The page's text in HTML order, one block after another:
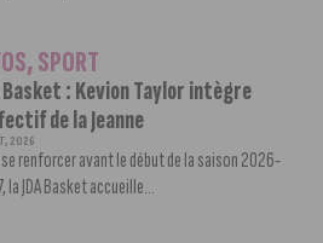
,SPORT
Basket : Kevion Taylor intègre
de la Jeanne
2026
renforcer avant le début de la saison 2026-
la JDA Basket accueille...